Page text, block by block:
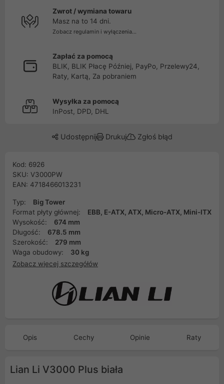
Zwrot / wymiana towaru
Masz na to 14 dni.
Zobacz regulamin i wyłączenia...
Zapłać za pomocą
BLIK, BLIK Płacę Później, PayPo, Przelewy24,
Raty, Kartą, Za pobraniem
Wysyłka za pomocą
InPost, DPD, DHL
Udostępnij Drukuj Zgłoś błąd
Kod: 6926
SKU: V3000PW
EAN: 4718466013231
Typ:
Big Tower
Format płyty głównej:
EBB, E-ATX, ATX, Micro-ATX, Mini-ITX
Wysokość:
674 mm
Długość:
678.5 mm
Szerokość:
279 mm
Waga obudowy:
30 kg
Zobacz więcej szczegółów
Opis Cechy Opinie Raty
Lian Li V3000 Plus biała